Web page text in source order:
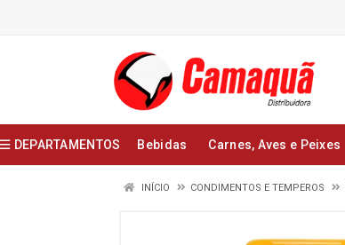
DEPARTAMENTOS Bebidas Carnes, Aves e Peixes
INÍCIO CONDIMENTOS E TEMPEROS